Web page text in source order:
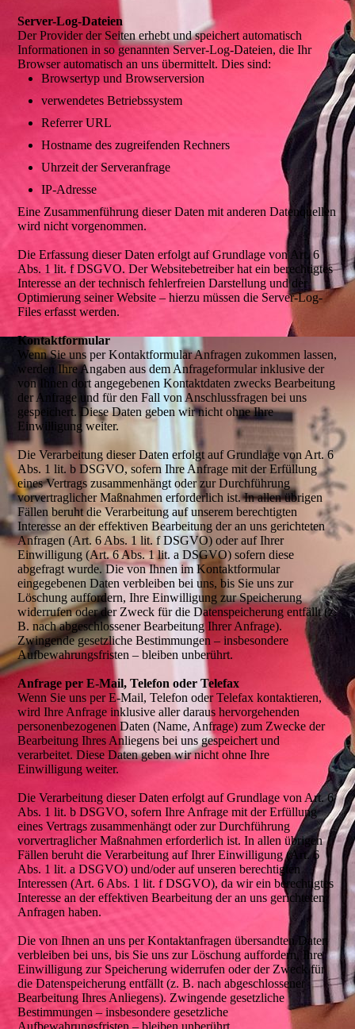
Server-Log-Dateien
Der Provider der Seiten erhebt und speichert automatisch
Informationen in so genannten Server-Log-Dateien, die Ihr
Browser automatisch an uns übermittelt. Dies sind:
Browsertyp und Browserversion
verwendetes Betriebssystem
Referrer URL
Hostname des zugreifenden Rechners
Uhrzeit der Serveranfrage
IP-Adresse
Eine Zusammenführung dieser Daten mit anderen Datenquellen
wird nicht vorgenommen.
Die Erfassung dieser Daten erfolgt auf Grundlage von Art. 6
Abs. 1 lit. f DSGVO. Der Websitebetreiber hat ein berechtigtes
Interesse an der technisch fehlerfreien Darstellung und der
Optimierung seiner Website – hierzu müssen die Server-Log-
Files erfasst werden.
Kontaktformular
Wenn Sie uns per Kontaktformular Anfragen zukommen lassen,
werden Ihre Angaben aus dem Anfrageformular inklusive der
von Ihnen dort angegebenen Kontaktdaten zwecks Bearbeitung
der Anfrage und für den Fall von Anschlussfragen bei uns
gespeichert. Diese Daten geben wir nicht ohne Ihre
Einwilligung weiter.
Die Verarbeitung dieser Daten erfolgt auf Grundlage von Art. 6
Abs. 1 lit. b DSGVO, sofern Ihre Anfrage mit der Erfüllung
eines Vertrags zusammenhängt oder zur Durchführung
vorvertraglicher Maßnahmen erforderlich ist. In allen übrigen
Fällen beruht die Verarbeitung auf unserem berechtigten
Interesse an der effektiven Bearbeitung der an uns gerichteten
Anfragen (Art. 6 Abs. 1 lit. f DSGVO) oder auf Ihrer
Einwilligung (Art. 6 Abs. 1 lit. a DSGVO) sofern diese
abgefragt wurde. Die von Ihnen im Kontaktformular
eingegebenen Daten verbleiben bei uns, bis Sie uns zur
Löschung auffordern, Ihre Einwilligung zur Speicherung
widerrufen oder der Zweck für die Datenspeicherung entfällt (z.
B. nach abgeschlossener Bearbeitung Ihrer Anfrage).
Zwingende gesetzliche Bestimmungen – insbesondere
Aufbewahrungsfristen – bleiben unberührt.
Anfrage per E-Mail, Telefon oder Telefax
Wenn Sie uns per E-Mail, Telefon oder Telefax kontaktieren,
wird Ihre Anfrage inklusive aller daraus hervorgehenden
personenbezogenen Daten (Name, Anfrage) zum Zwecke der
Bearbeitung Ihres Anliegens bei uns gespeichert und
verarbeitet. Diese Daten geben wir nicht ohne Ihre
Einwilligung weiter.
Die Verarbeitung dieser Daten erfolgt auf Grundlage von Art. 6
Abs. 1 lit. b DSGVO, sofern Ihre Anfrage mit der Erfüllung
eines Vertrags zusammenhängt oder zur Durchführung
vorvertraglicher Maßnahmen erforderlich ist. In allen übrigen
Fällen beruht die Verarbeitung auf Ihrer Einwilligung (Art. 6
Abs. 1 lit. a DSGVO) und/oder auf unseren berechtigten
Interessen (Art. 6 Abs. 1 lit. f DSGVO), da wir ein berechtigtes
Interesse an der effektiven Bearbeitung der an uns gerichteten
Anfragen haben.
Die von Ihnen an uns per Kontaktanfragen übersandten Daten
verbleiben bei uns, bis Sie uns zur Löschung auffordern, Ihre
Einwilligung zur Speicherung widerrufen oder der Zweck für
die Datenspeicherung entfällt (z. B. nach abgeschlossener
Bearbeitung Ihres Anliegens). Zwingende gesetzliche
Bestimmungen – insbesondere gesetzliche
Aufbewahrungsfristen – bleiben unberührt.